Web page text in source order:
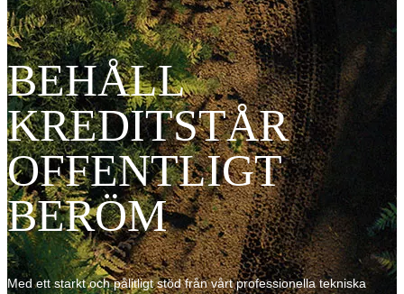
BEHÅLL
KREDITSTÅR
OFFENTLIGT
BERÖM
Med ett starkt och pålitligt stöd från vårt professionella tekniska